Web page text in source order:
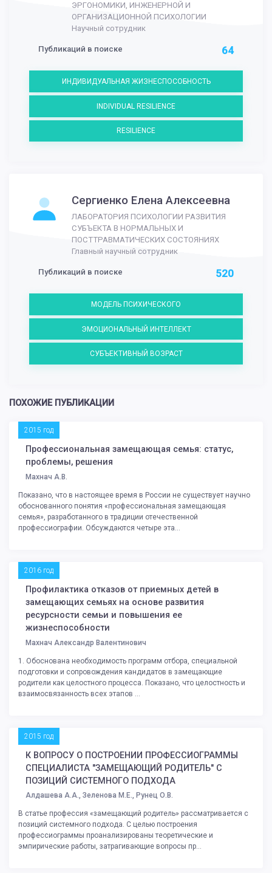
ЭРГОНОМИКИ, ИНЖЕНЕРНОЙ И
ОРГАНИЗАЦИОННОЙ ПСИХОЛОГИИ
Научный сотрудник
Публикаций в поиске 64
ИНДИВИДУАЛЬНАЯ ЖИЗНЕСПОСОБНОСТЬ
INDIVIDUAL RESILIENCE
RESILIENCE
Сергиенко Елена Алексеевна
ЛАБОРАТОРИЯ ПСИХОЛОГИИ РАЗВИТИЯ
СУБЪЕКТА В НОРМАЛЬНЫХ И
ПОСТТРАВМАТИЧЕСКИХ СОСТОЯНИЯХ
Главный научный сотрудник
Публикаций в поиске 520
МОДЕЛЬ ПСИХИЧЕСКОГО
ЭМОЦИОНАЛЬНЫЙ ИНТЕЛЛЕКТ
СУБЪЕКТИВНЫЙ ВОЗРАСТ
ПОХОЖИЕ ПУБЛИКАЦИИ
2015 год
Профессиональная замещающая семья: статус,
проблемы, решения
Махнач А.В.
Показано, что в настоящее время в России не существует научно
обоснованного понятия «профессиональная замещающая
семья», разработанного в традиции отечественной
профессиографии. Обсуждаются четыре эта...
2016 год
Профилактика отказов от приемных детей в
замещающих семьях на основе развития
ресурсности семьи и повышения ее
жизнеспособности
Махнач Александр Валентинович
1. Обоснована необходимость программ отбора, специальной
подготовки и сопровождения кандидатов в замещающие
родители как целостного процесса. Показано, что целостность и
взаимосвязанность всех этапов ...
2015 год
К ВОПРОСУ О ПОСТРОЕНИИ ПРОФЕССИОГРАММЫ
СПЕЦИАЛИСТА "ЗАМЕЩАЮЩИЙ РОДИТЕЛЬ" С
ПОЗИЦИЙ СИСТЕМНОГО ПОДХОДА
Алдашева А.А., Зеленова М.Е., Рунец О.В.
В статье профессия «замещающий родитель» рассматривается с
позиций системного подхода. С целью построения
профессиограммы проанализированы теоретические и
эмпирические работы, затрагивающие вопросы пр...